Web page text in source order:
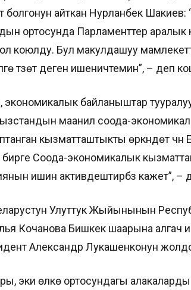
болгонун айткан Нурланбек
ортосунда Парламенттер аралык
коюлду. Бул макулдашуу
түзөт деген ишеничтемин”, – деп
байланыштар
маанилүү соода-
кызматташтыкты өркүндөтүү
бирге Соода-экономикалык
ишин активдештирүүбүз кажет”, –
Улуттук Жыйынынын
Кочанова Бишкек шаарына алгач
Александр Лукашенконун
эки өлкө ортосундагы